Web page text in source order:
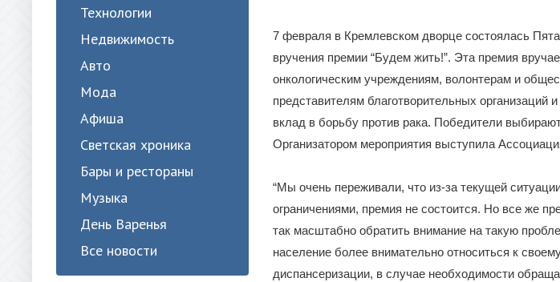
Технологии
Недвижимость
Авто
Мода
Афиша
Светская хроника
Бары и рестораны
Музыка
День Варенья
Все новости
7 февраля в Кремлевском дворце состоялась
вручения премии “Будем жить!”. Эта премия
онкологическим учреждениям, волонтерам и
представителям благотворительных организаций
вклад в борьбу против рака. Победители
Организатором мероприятия выступила
“Мы очень переживали, что из-за текущей
ограничениями, премия не состоится. Но все же
так масштабно обратить внимание на такую
население более внимательно относиться к
диспансеризации, в случае необходимости